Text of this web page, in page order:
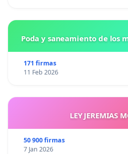
Poda y saneamiento de los
171 firmas
11 Feb 2026
LEY JEREMIAS
50 900 firmas
7 Jan 2026